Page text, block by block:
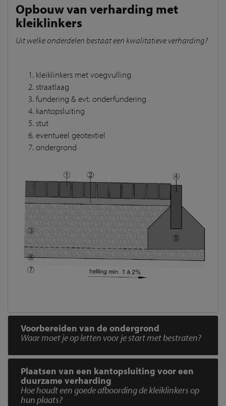
Opbouw van verharding met
kleiklinkers
Uit welke onderdelen bestaat een kwalitatieve verharding?
kleiklinkers met voegvulling
straatlaag
fundering & evt. onderfundering
kantopsluiting
stut
eventueel geotextiel
ondergrond
Voorbereiden van de ondergrond
Waar moet je op letten voor je start met bestraten?
Plaatsen van een kantopsluiting voor een
duurzame verharding
Hoe houdt een goede afboording de kleiklinkers op
hun plaats?